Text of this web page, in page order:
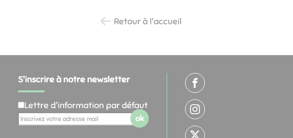
Retour à l'accueil
S'inscrire à notre newsletter
Lettre d'information par défaut
ok